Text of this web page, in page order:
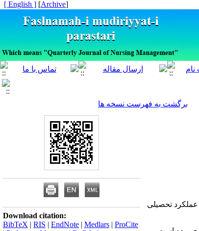
[
Archive
]
[ English ]
برگشت به فهرست نسخه ها
تحصیلی
Download citation:
BibTeX | RIS | EndNote | Medlars | ProCite